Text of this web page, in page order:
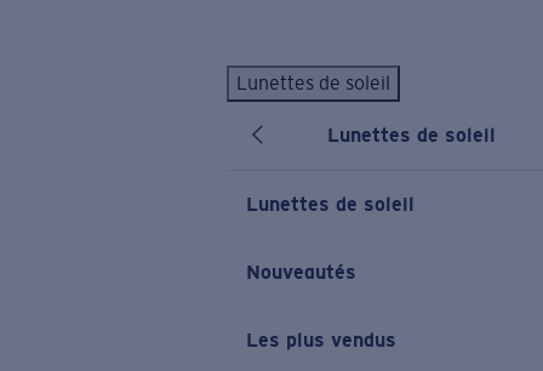
Lunettes de soleil
Lunettes de soleil
Lunettes de soleil
Nouveautés
Les plus vendus
LES PLUS RECHERCHÉS
Lunettes de soleil personnalisées Nouveau